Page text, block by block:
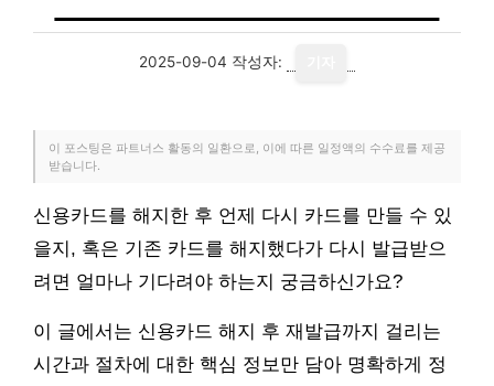
2025-09-04 작성자:
이 포스팅은 파트너스 활동의 일환으로, 이에 따른 일정액의 수수료를 제공
받습니다.
신용카드를 해지한 후 언제 다시 카드를 만들 수 있
을지, 혹은 기존 카드를 해지했다가 다시 발급받으
려면 얼마나 기다려야 하는지 궁금하신가요?
이 글에서는 신용카드 해지 후 재발급까지 걸리는
시간과 절차에 대한 핵심 정보만 담아 명확하게 정